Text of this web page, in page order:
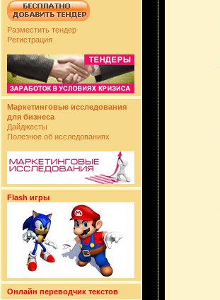
Разместить тендер
Регистрация
Маркетинговые исследования
для бизнеса
Дайджесты
Полезное об исследованиях
Flash игры
Онлайн переводчик текстов